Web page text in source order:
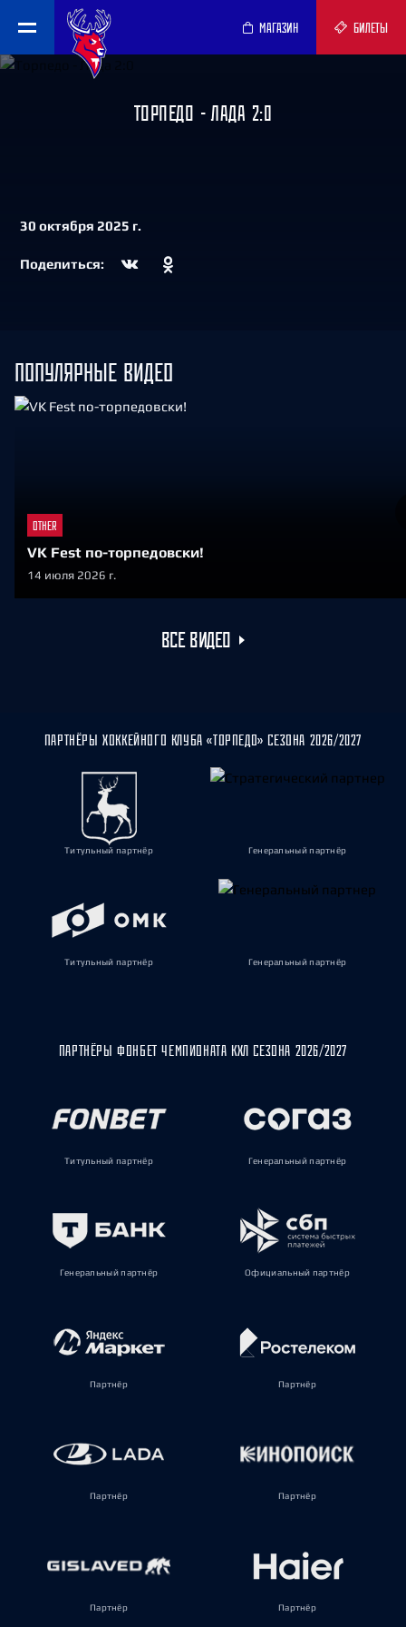
МАГАЗИН БИЛЕТЫ
ТОРПЕДО - ЛАДА 2:0
30 октября 2025 г.
Поделиться:
ПОПУЛЯРНЫЕ ВИДЕО
ВСЕ ВИДЕО
OTHER
VK Fest по-торпедовски!
14 июля 2026 г.
ПАРТНЁРЫ ХОККЕЙНОГО КЛУБА «ТОРПЕДО» СЕЗОНА 2026/2027
Титульный партнёр Генеральный партнёр
Титульный партнёр Генеральный партнёр
ПАРТНЁРЫ ФОНБЕТ ЧЕМПИОНАТА КХЛ СЕЗОНА 2026/2027
Титульный партнёр Генеральный партнёр
Генеральный партнёр Официальный партнёр
Партнёр Партнёр
Партнёр Партнёр
Партнёр Партнёр